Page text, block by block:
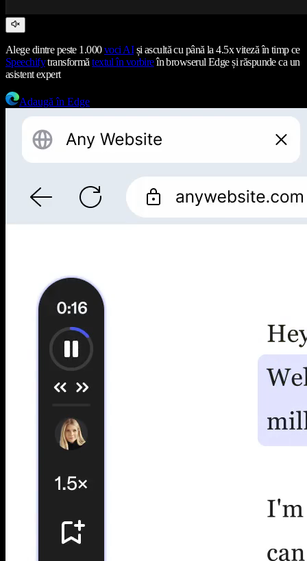
Alege dintre peste 1.000voci AIși ascultă cu până la 4.5x viteză în timp ce
Speechifytransformătextul în vorbireîn browserul Edge și răspunde ca un
asistent expert
Adaugă în Edge